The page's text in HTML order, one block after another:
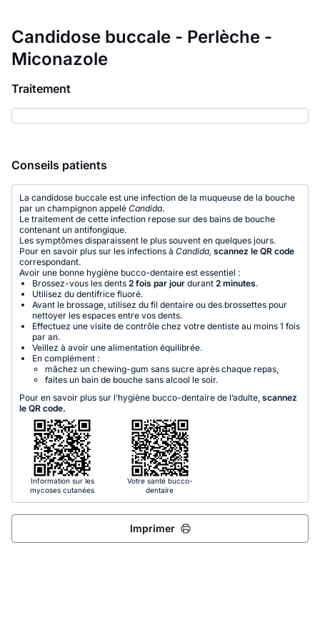
Candidose buccale - Perlèche -
Miconazole
Traitement
Conseils patients
La candidose buccale est une infection de la muqueuse de la bouche
par un champignon appelé Candida.
Le traitement de cette infection repose sur des bains de bouche
contenant un antifongique.
Les symptômes disparaissent le plus souvent en quelques jours.
Pour en savoir plus sur les infections à Candida, scannez le QR code
correspondant.
Avoir une bonne hygiène bucco-dentaire est essentiel :
Brossez-vous les dents 2 fois par jour durant 2 minutes.
Utilisez du dentifrice fluoré.
Avant le brossage, utilisez du fil dentaire ou des brossettes pour
nettoyer les espaces entre vos dents.
Effectuez une visite de contrôle chez votre dentiste au moins 1 fois
par an.
Veillez à avoir une alimentation équilibrée.
En complément :
mâchez un chewing-gum sans sucre après chaque repas,
faites un bain de bouche sans alcool le soir.
Pour en savoir plus sur l’hygiène bucco-dentaire de l’adulte, scannez
le QR code.
Information sur les
mycoses cutanées
Votre santé bucco-
dentaire
Imprimer